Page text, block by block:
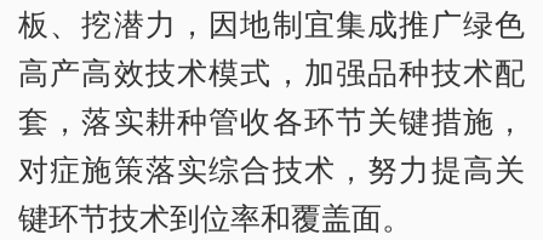
板、挖潜力，因地制宜集成推广绿色
高产高效技术模式，加强品种技术配
套，落实耕种管收各环节关键措施，
对症施策落实综合技术，努力提高关
键环节技术到位率和覆盖面。